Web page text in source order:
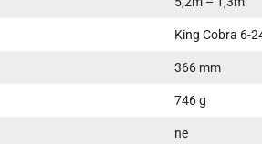
King Cobra 6-
366 mm
746 g
ne